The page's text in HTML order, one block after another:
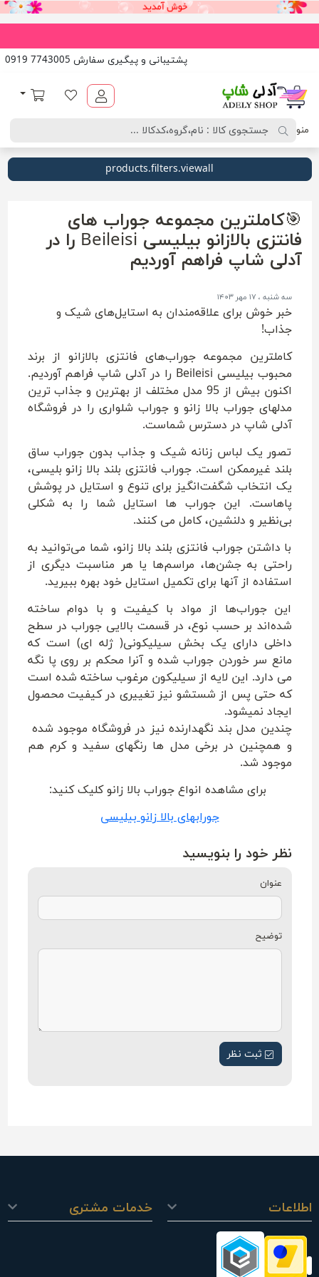
پشتیبانی و پیگیری سفارش 7743005 0919
لیست مورد علاقه
سبد خرید
منو
products.filters.viewall
🎯کاملترین مجموعه جوراب های
فانتزی بالازانو بیلیسی Beileisi را در
آدلی شاپ فراهم آوردیم
سه شنبه ، ۱۷ مهر ۱۴۰۳
خبر خوش برای علاقه‌مندان به استایل‌های شیک و
جذاب!
کاملترین مجموعه جوراب‌های فانتزی بالازانو از برند
محبوب بیلیسی Beileisi را در آدلی شاپ فراهم آوردیم.
اکنون بیش از 95 مدل مختلف از بهترین و جذاب ترین
مدلهای جوراب بالا زانو و جوراب شلواری را در فروشگاه
آدلی شاپ در دسترس شماست.
تصور یک لباس زنانه شیک و جذاب بدون جوراب ساق
بلند غیرممکن است. جوراب فانتزی بلند بالا زانو بلیسی،
یک انتخاب شگفت‌انگیز برای تنوع و استایل در پوشش
پاهاست. این جوراب ها استایل شما را به شکلی
بی‌نظیر و دلنشین، کامل می کنند.
با داشتن جوراب فانتزی بلند بالا زانو، شما می‌توانید به
راحتی به جشن‌ها، مراسم‌ها یا هر مناسبت دیگری از
استفاده از آنها برای تکمیل استایل خود بهره ببیرید.
این جوراب‌ها از مواد با کیفیت و با دوام ساخته
شده‌اند بر حسب نوع، در قسمت بالایی جوراب در سطح
داخلی دارای یک بخش سیلیکونی( ژله ای) است که
مانع سر خوردن جوراب شده و آنرا محکم بر روی پا نگه
می دارد. این لایه از سیلیکون مرغوب ساخته شده است
که حتی پس از شستشو نیز تغییری در کیفیت محصول
ایجاد نمیشود.
چندین مدل بند نگهدارنده نیز در فروشگاه موجود شده
و همچنین در برخی مدل ها رنگهای سفید و کرم هم
موجود شد.
برای مشاهده انواع جوراب بالا زانو کلیک کنید:
جورابهای بالا زانو بیلیسی
نظر خود را بنویسید
عنوان
توضیح
ثبت نظر
اطلاعات خدمات مشتری